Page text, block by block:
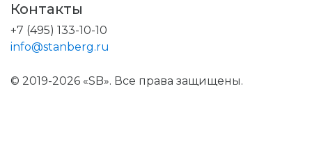
Контакты
+7 (495) 133-10-10
info@stanberg.ru
© 2019-2026 «SB». Все права защищены.